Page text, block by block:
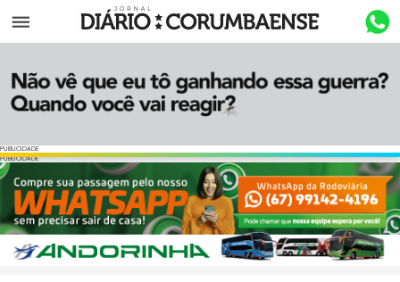
Menu
PUBLICIDADE
PUBLICIDADE